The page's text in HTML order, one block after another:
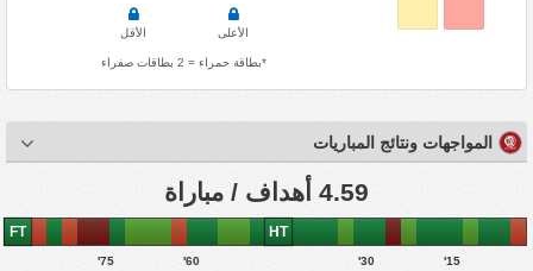
الأقل الأعلى
*بطاقة حمراء = 2 بطاقات صفراء
المواجهات ونتائج المباريات
4.59 أهداف / مباراة
15'
30'
HT
60'
75'
FT